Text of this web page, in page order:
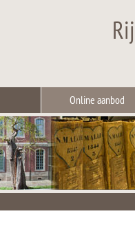
Online aanbod